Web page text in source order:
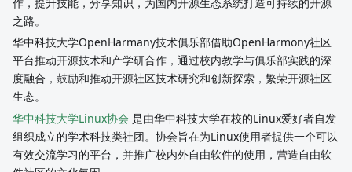
之路。
华中科技大学OpenHarmany技术俱乐部借助OpenHarmony社区
平台推动开源技术和产学研合作，通过校内教学与俱乐部实践的深
度融合，鼓励和推动开源社区技术研究和创新探索，繁荣开源社区
生态。
华中科技大学Linux协会 是由华中科技大学在校的Linux爱好者自发
组织成立的学术科技类社团。协会旨在为Linux使用者提供一个可以
有效交流学习的平台，并推广校内外自由软件的使用，营造自由软